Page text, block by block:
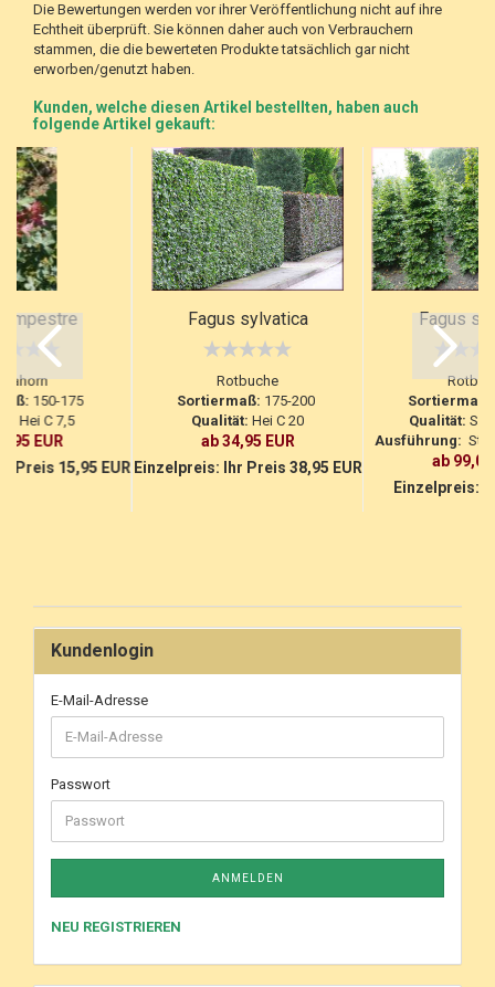
Die Bewertungen werden vor ihrer Veröffentlichung nicht auf ihre
Echtheit überprüft. Sie können daher auch von Verbrauchern
stammen, die die bewerteten Produkte tatsächlich gar nicht
erworben/genutzt haben.
Kunden, welche diesen Artikel bestellten, haben auch
folgende Artikel gekauft:
150-175
Hei C 7,5
EUR
Preis 15,95 EUR
Fagus sylvatica
Rotbuche
Sortiermaß: 175-200
Qualität: Hei C 20
ab 34,95 EUR
Einzelpreis: Ihr Preis 38,95 EUR
Fagus
Sortiermaß:
Qualität: Sol
Ausführung:
ab 99,00
Einzelpreis:
Kundenlogin
E-Mail-Adresse
Passwort
ANMELDEN
NEU REGISTRIEREN